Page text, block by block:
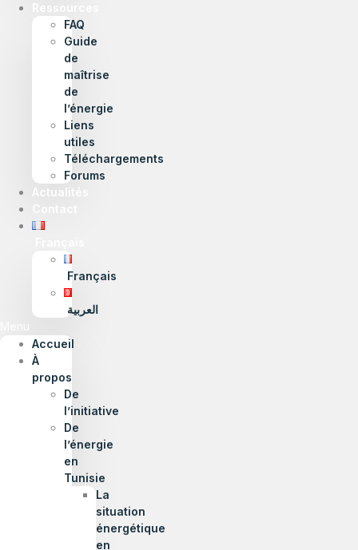
FAQ
Guide
de
maîtrise
de
l’énergie
Liens
utiles
Téléchargements
Forums
Actualités
Français
العربية
Accueil
À
propos
De
l’initiative
De
l’énergie
en
Tunisie
La
situation
énergétique
en